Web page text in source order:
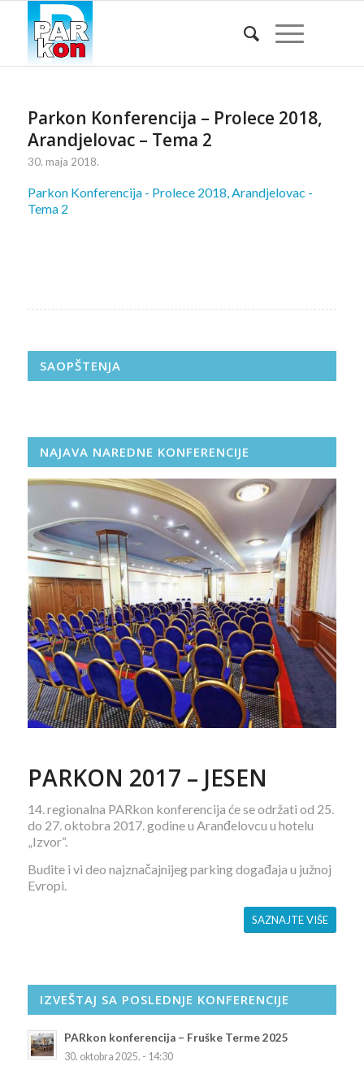
Parkon Konferencija – Prolece 2018,
Arandjelovac – Tema 2
30. maja 2018.
Parkon Konferencija - Prolece 2018, Arandjelovac -
Tema 2
SAOPŠTENJA
NAJAVA NAREDNE KONFERENCIJE
PARKON 2017 – JESEN
14. regionalna PARkon konferencija će se održati od 25.
do 27. oktobra 2017. godine u Aranđelovcu u hotelu
„Izvor“.
Budite i vi deo najznačajnijeg parking događaja u južnoj
Evropi.
SAZNAJTE VIŠE
IZVEŠTAJ SA POSLEDNJE KONFERENCIJE
PARkon konferencija – Fruške Terme 2025
30. oktobra 2025. - 14:30